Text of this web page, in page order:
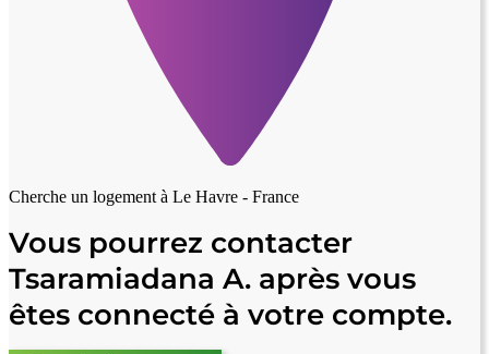
Cherche un logement à Le Havre - France
Vous pourrez contacter
Tsaramiadana A. après vous
êtes connecté à votre compte.